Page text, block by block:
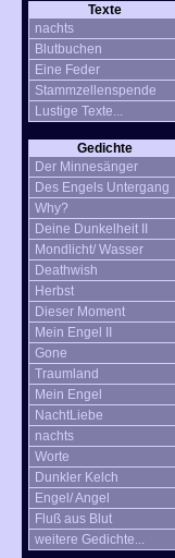
Texte
nachts
Blutbuchen
Eine Feder
Stammzellenspende
Lustige Texte...
Gedichte
Der Minnesänger
Des Engels Untergang
Why?
Deine Dunkelheit II
Mondlicht/ Wasser
Deathwish
Herbst
Dieser Moment
Mein Engel II
Gone
Traumland
Mein Engel
NachtLiebe
nachts
Worte
Dunkler Kelch
Engel/ Angel
Fluß aus Blut
weitere Gedichte...